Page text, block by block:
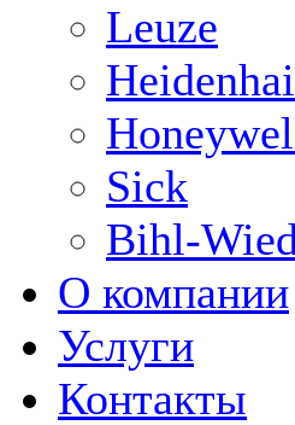
Leuze
Sick
Bihl-
О компании
Услуги
Контакты